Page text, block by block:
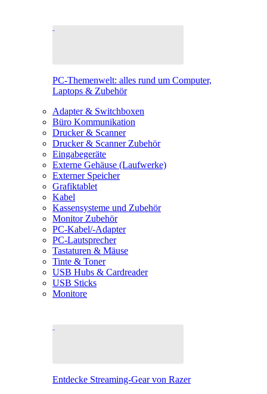
PC-Themenwelt: alles rund um Computer,
Laptops & Zubehör
Adapter & Switchboxen
Büro Kommunikation
Drucker & Scanner
Drucker & Scanner Zubehör
Eingabegeräte
Externe Gehäuse (Laufwerke)
Externer Speicher
Grafiktablet
Kabel
Kassensysteme und Zubehör
Monitor Zubehör
PC-Kabel/-Adapter
PC-Lautsprecher
Tastaturen & Mäuse
Tinte & Toner
USB Hubs & Cardreader
USB Sticks
Monitore
Entdecke Streaming-Gear von Razer